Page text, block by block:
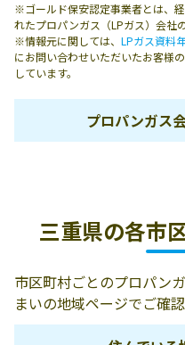
※ゴールド保安認定事業者とは、
れたプロパンガス（LPガス）会社の
※情報元に関しては、 LPガス資料
にお問い合わせいただいたお客様
しています。
プロパンガス
ス株式会社／南
井戸
三重石商事株式
会社／津営業所
514-
茶屋
1328
三重県の各市
市区町村ごとのプロパン
まいの地域ページでご確認